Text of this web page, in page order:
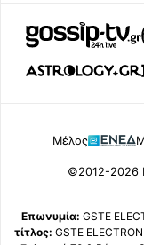
Μέλος
©2012-2026
Επωνυμία: GSTE
τίτλος: GSTE